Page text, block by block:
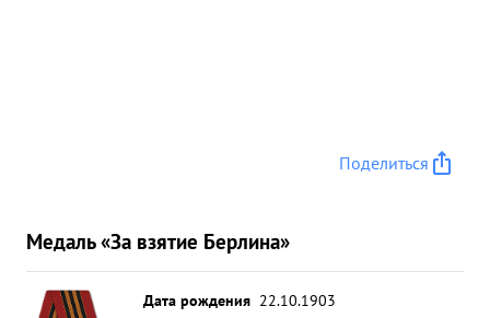
Поделиться
Медаль «За взятие Берлина»
Дата рождения 22.10.1903